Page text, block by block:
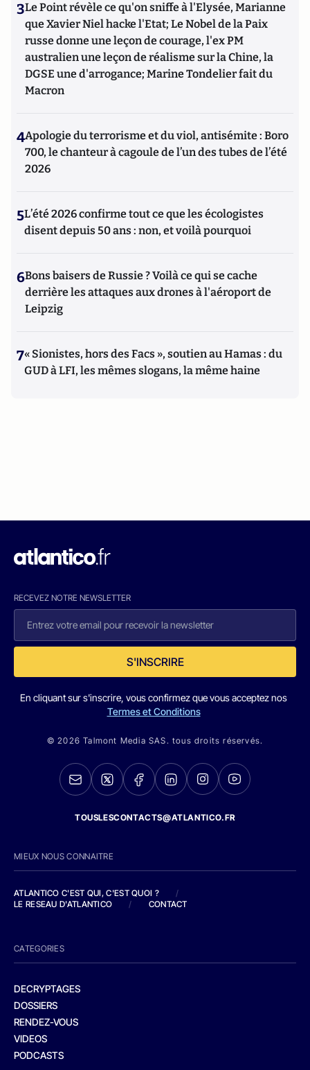
3Le Point révèle ce qu'on sniffe à l'Elysée, Marianne
que Xavier Niel hacke l'Etat; Le Nobel de la Paix
russe donne une leçon de courage, l'ex PM
australien une leçon de réalisme sur la Chine, la
DGSE une d'arrogance; Marine Tondelier fait du
Macron
4Apologie du terrorisme et du viol, antisémite : Boro
700, le chanteur à cagoule de l’un des tubes de l’été
2026
5L’été 2026 confirme tout ce que les écologistes
disent depuis 50 ans : non, et voilà pourquoi
6Bons baisers de Russie ? Voilà ce qui se cache
derrière les attaques aux drones à l'aéroport de
Leipzig
7« Sionistes, hors des Facs », soutien au Hamas : du
GUD à LFI, les mêmes slogans, la même haine
RECEVEZ NOTRE NEWSLETTER
S'INSCRIRE
En cliquant sur s'inscrire, vous confirmez que vous acceptez nos
Termes et Conditions
© 2026 Talmont Media SAS. tous droits réservés.
TOUSLESCONTACTS@ATLANTICO.FR
MIEUX NOUS CONNAITRE
ATLANTICO C'EST QUI, C'EST QUOI ?
/
LE RESEAU D'ATLANTICO
/ CONTACT
CATEGORIES
DECRYPTAGES
DOSSIERS
RENDEZ-VOUS
VIDEOS
PODCASTS